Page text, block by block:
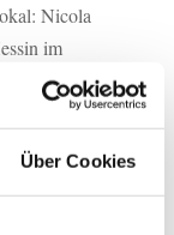
Über Cookies
Nicola
im
reichten aus,
war für mich
Studentin